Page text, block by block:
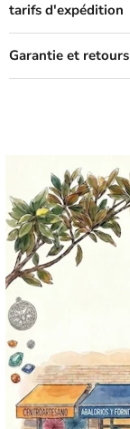
tarifs d'expédition
Garantie et retours